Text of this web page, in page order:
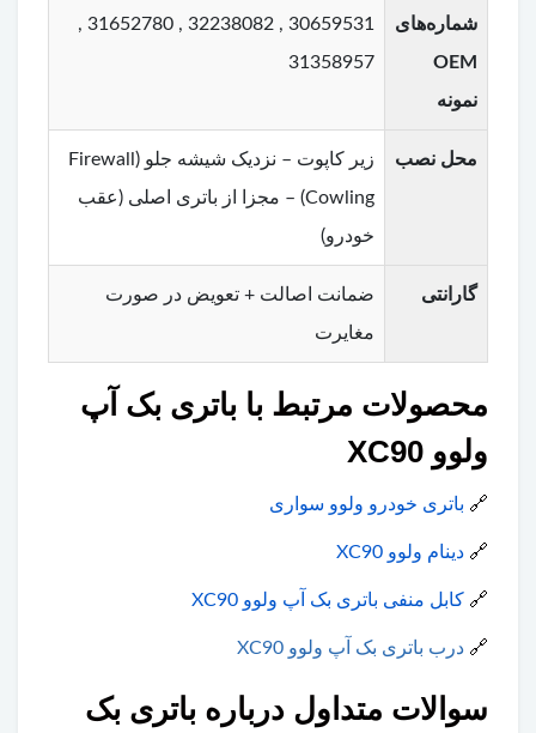
شماره‌های
OEM
نمونه
30659531 , 32238082 , 31652780 ,
31358957
محل نصب
زیر کاپوت – نزدیک شیشه جلو (Firewall
Cowling) – مجزا از باتری اصلی (عقب
خودرو)
گارانتی
ضمانت اصالت + تعویض در صورت
مغایرت
محصولات مرتبط با باتری بک آپ
ولوو XC90
🔗 باتری خودرو ولوو سواری
🔗 دینام ولوو XC90
🔗 کابل منفی باتری بک آپ ولوو XC90
🔗 درب باتری بک آپ ولوو XC90
سوالات متداول درباره باتری بک